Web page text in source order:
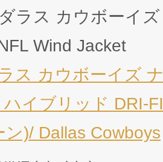
ラス カウボーイ
Wind Jacket
ス カウボーイズ
ハイブリッド DRI-
ン)/ Dallas Cowboys